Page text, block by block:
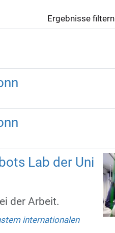
Ergebnisse filtern
Lab der Uni
der Arbeit.
internationalen